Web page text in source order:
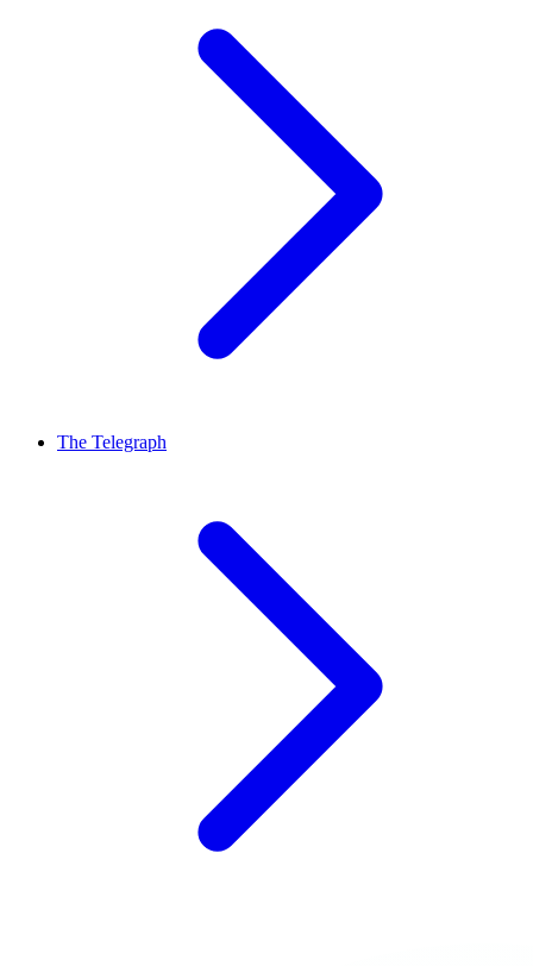
The Telegraph